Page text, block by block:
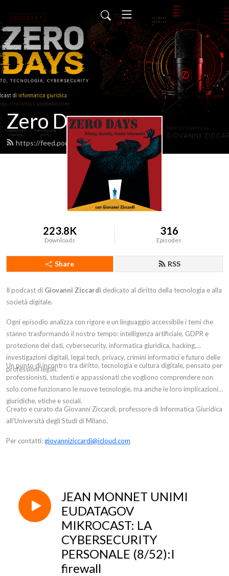
Zero Days
https://feed.podbean.com/zerodays/feed.xml
223.8K
Downloads
316
Episodes
Share RSS
Il podcast di Giovanni Ziccardi dedicato al diritto della tecnologia e alla
società digitale.
Ogni episodio analizza con rigore e un linguaggio accessibile i temi che
stanno trasformando il nostro tempo: intelligenza artificiale, GDPR e
protezione dei dati, cybersecurity, informatica giuridica, hacking,
investigazioni digitali, legal tech, privacy, crimini informatici e futuro delle
professioni legali.
Un punto di incontro tra diritto, tecnologia e cultura digitale, pensato per
professionisti, studenti e appassionati che vogliono comprendere non
solo come funzionano le nuove tecnologie, ma anche le loro implicazioni
giuridiche, etiche e sociali.
Creato e curato da Giovanni Ziccardi, professore di Informatica Giuridica
all'Università degli Studi di Milano.
Per contatti: giovanniziccardi@icloud.com
JEAN MONNET UNIMI
EUDATAGOV
MIKROCAST: LA
CYBERSECURITY
PERSONALE (8/52):I
firewall